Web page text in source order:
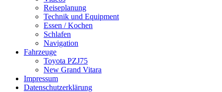
Reiseplanung
Technik und Equipment
Essen / Kochen
Schlafen
Navigation
Fahrzeuge
Toyota PZJ75
New Grand Vitara
Impressum
Datenschutzerklärung